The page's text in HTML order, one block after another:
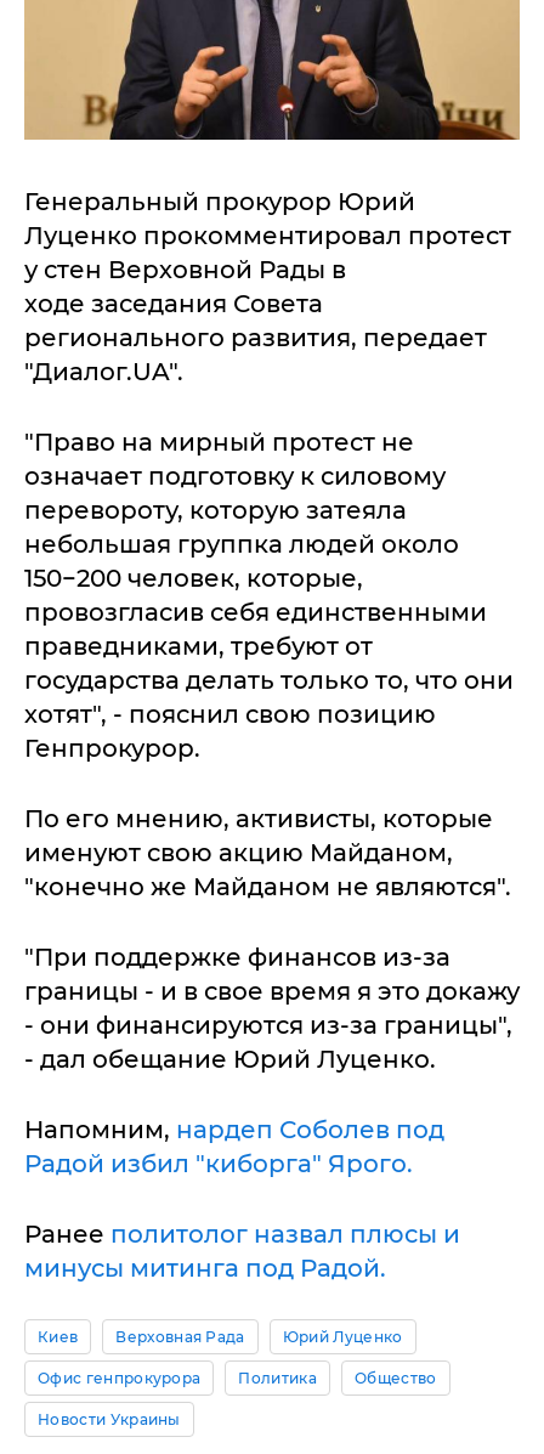
Генеральный прокурор Юрий
Луценко прокомментировал протест
у стен Верховной Рады в
ходе заседания Совета
регионального развития, передает
"Диалог.UA".
"Право на мирный протест не
означает подготовку к силовому
перевороту, которую затеяла
небольшая группка людей около
150−200 человек, которые,
провозгласив себя единственными
праведниками, требуют от
государства делать только то, что они
хотят", - пояснил свою позицию
Генпрокурор.
По его мнению, активисты, которые
именуют свою акцию Майданом,
"конечно же Майданом не являются".
"При поддержке финансов из-за
границы - и в свое время я это докажу
- они финансируются из-за границы",
- дал обещание Юрий Луценко.
Напомним, нардеп Соболев под
Радой избил "киборга" Ярого.
Ранее политолог назвал плюсы и
минусы митинга под Радой.
Киев Верховная Рада Юрий Луценко
Офис генпрокурора Политика Общество
Новости Украины